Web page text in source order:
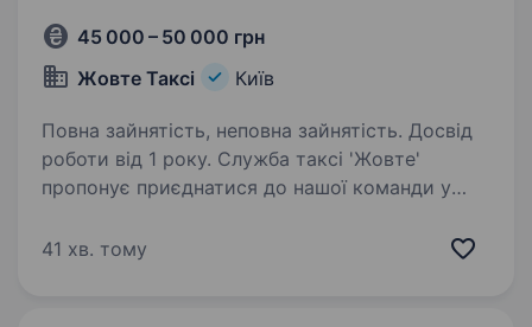
45 000 – 50 000 грн
Жовте Таксі
Київ
Повна зайнятість, неповна зайнятість. Досвід
роботи від 1 року. Служба таксі 'Жовте'
пропонує приєднатися до нашої команди у
своїм автомобілем' та пропонує найвигідніші
41 хв. тому